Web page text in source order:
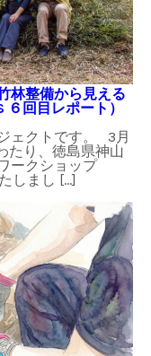
林整備から見える
回目レポート）
ェクトです。 3月
たり、徳島県神山
ークショップ
しまし […]